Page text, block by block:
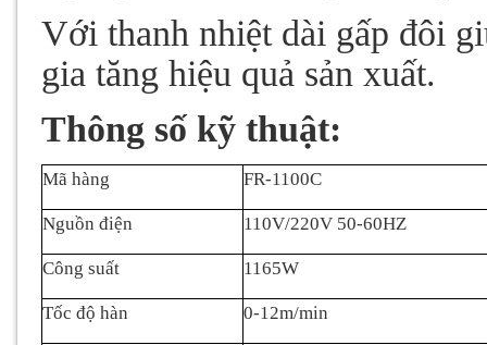
Với thanh nhiệt dài gấp đôi
gia tăng hiệu quả sản xuất.
Thông số kỹ thuật:
Mã hàng FR-1100C
Nguồn điện 110V/220V 50-60HZ
Công suất 1165W
Tốc độ hàn 0-12m/min